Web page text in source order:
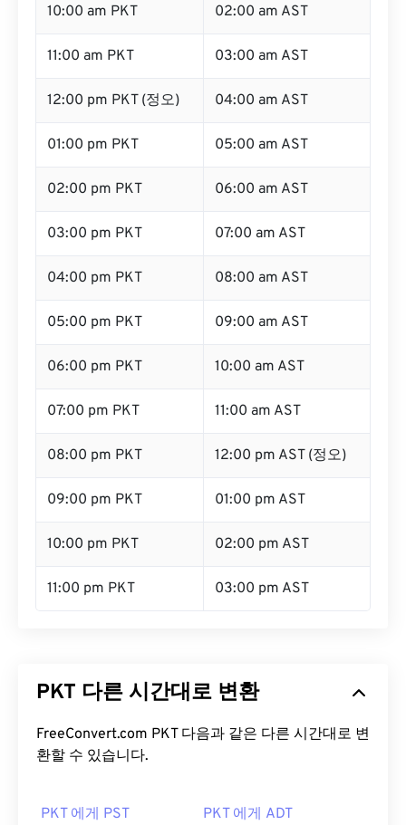
10:00 am PKT 02:00 am AST
11:00 am PKT 03:00 am AST
12:00 pm PKT (정오) 04:00 am AST
01:00 pm PKT 05:00 am AST
02:00 pm PKT 06:00 am AST
03:00 pm PKT 07:00 am AST
04:00 pm PKT 08:00 am AST
05:00 pm PKT 09:00 am AST
06:00 pm PKT 10:00 am AST
07:00 pm PKT 11:00 am AST
08:00 pm PKT 12:00 pm AST (정오)
09:00 pm PKT 01:00 pm AST
10:00 pm PKT 02:00 pm AST
11:00 pm PKT 03:00 pm AST
PKT 다른 시간대로 변환
FreeConvert.com PKT 다음과 같은 다른 시간대로 변
환할 수 있습니다.
PKT 에게 PST PKT 에게 ADT